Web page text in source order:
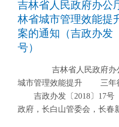
食品药品安全责任落实 （
任。研究制定《落实食品安
督促各地落实党政同责，把
为重大政治任务来抓，作为
核评价体系，组织对市县
级食品药品安全委员会统一
安全委员会办公室职能
管责任。坚持属地管理原则
民族的根与魂。文物安全是
生命线，关系国家历史传承
义核心价值观培育，关系人
弘扬中华优秀传统文化、建
富，具有独特的民族性、
国乃至东北亚文明体系中占
来，在国家的大力支持下
导下，全省形成了夫余、高
吉林省人民政府办公
林省城市管理效能提
案的通知（吉政办发
号）
城市管理效能提升 三
吉政办发〔2018〕17号 各市（州
政府，长白山管委会，长春